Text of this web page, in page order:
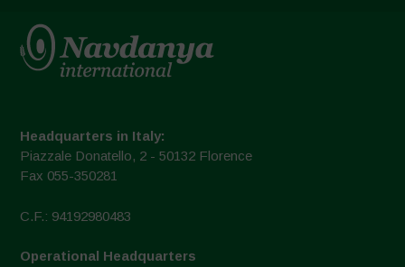
Headquarters in Italy:
Piazzale Donatello, 2 - 50132 Florence
Fax 055-350281
C.F.: 94192980483
Operational Headquarters